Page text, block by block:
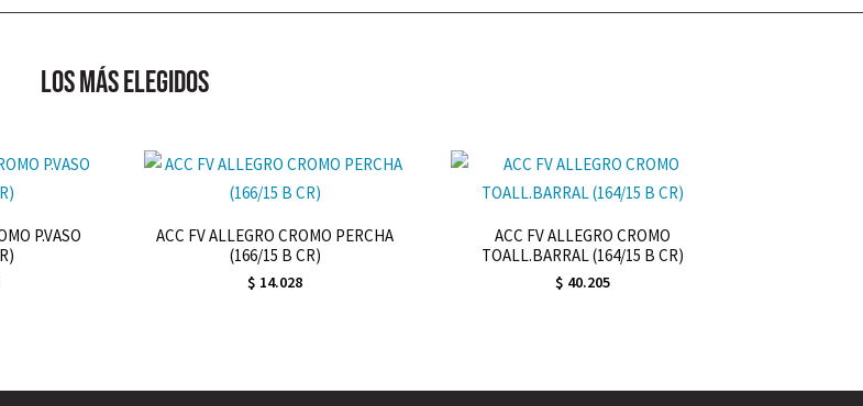
los más elegidos
P.VASO
ACC FV ALLEGRO CROMO PERCHA
(166/15 B CR)
$ 14.028
ACC FV ALLEGRO CROMO
TOALL.BARRAL (164/15 B CR)
$ 40.205